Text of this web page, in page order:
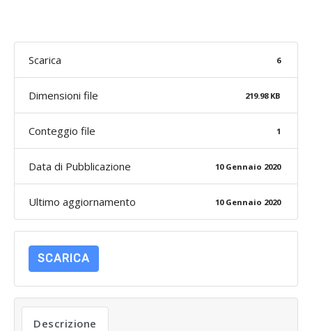
Scarica 6
Dimensioni file 219.98 KB
Conteggio file 1
Data di Pubblicazione 10 Gennaio 2020
Ultimo aggiornamento 10 Gennaio 2020
SCARICA
Descrizione